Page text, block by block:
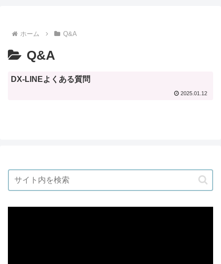
ホーム Q&A
Q&A
DX-LINEよくある質問
2025.01.12